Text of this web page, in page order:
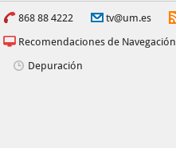
868 88 4222 tv@um.es
Recomendaciones de Navegación
Depuración